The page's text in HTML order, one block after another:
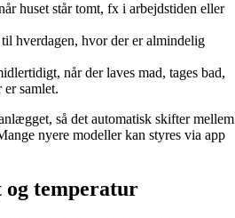
huset står tomt, fx i arbejdstiden eller
til hverdagen, hvor der er almindelig
når der laves mad, tages bad,
er samlet.
så det automatisk skifter mellem
nyere modeller kan styres via app
og temperatur